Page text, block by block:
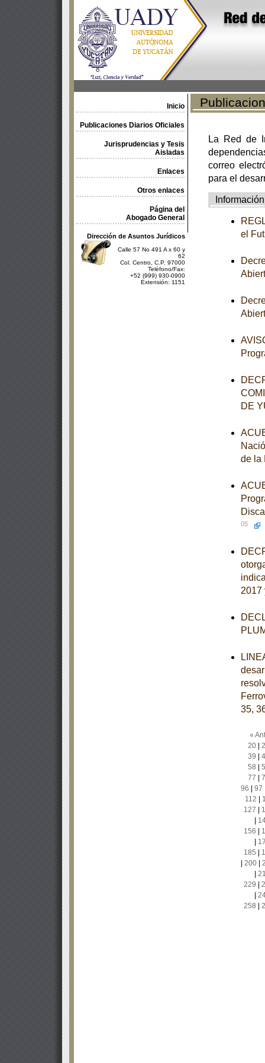
Inicio
Publicaciones Diarios Oficiales
Jurisprudencias y Tesis
Aisladas
Enlaces
Otros enlaces
Página del
Abogado General
Dirección de Asuntos Jurídicos
Calle 57 No 491 A x 60 y
62
Col. Centro, C.P. 97000
Teléfono/Fax:
+52 (999) 930-0900
Extensión: 1151
La Red de
correo
para el
Información
el
DE
de la
05
2017
35,
«
20|
39
58
77
96
97
112
127
156
185
200|
229
258